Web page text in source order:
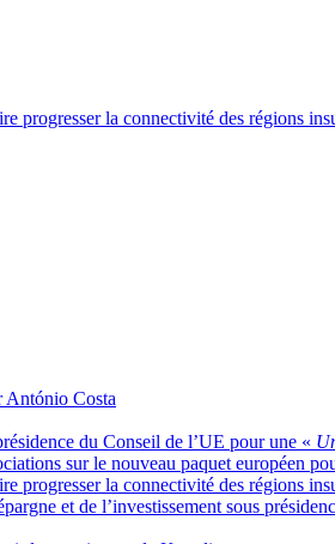
progresser la connectivité des régions
António Costa
du Conseil de l’UE pour une «
sur le nouveau paquet européen
progresser la connectivité des régions
et de l’investissement sous